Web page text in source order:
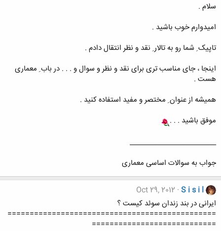
سلام .
امیدوارم خوب باشید .
تاپیک ِ شما رو به تالار ِ نقد و نظر انتقال دادم .
اینجا ، جای مناسب تری برای نقد و نظر و سوال و . . . در باب ِ معماری
هست .
همیشه از عنوان ِ مختصر و مفید استفاده کنید .
موفق باشید . . .
_________________________
جواب به سوالات اساسی معماری
S i s i l
Oct 29, 2012
ایرانی در بند زندان سوئد کیست ؟
===============================================
============================